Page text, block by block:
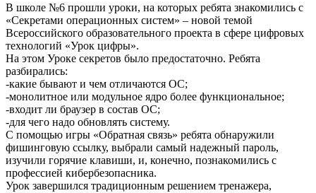
В школе №6 прошли уроки, на которых ребята знакомились с
«Секретами операционных систем» – новой темой
Всероссийского образовательного проекта в сфере цифровых
технологий «Урок цифры».
На этом Уроке секретов было предостаточно. Ребята
разбирались:
-какие бывают и чем отличаются ОС;
-монолитное или модульное ядро более функциональное;
-входит ли браузер в состав ОС;
-для чего надо обновлять систему.
С помощью игры «Обратная связь» ребята обнаружили
фишинговую ссылку, выбрали самый надежный пароль,
изучили горячие клавиши, и, конечно, познакомились с
профессией кибербезопасника.
Урок завершился традиционным решением тренажера,